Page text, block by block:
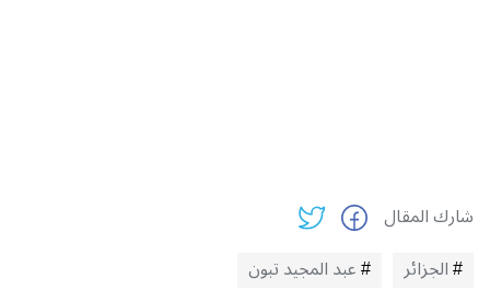
شارك المقال
الجزائر
عبد المجيد تبون